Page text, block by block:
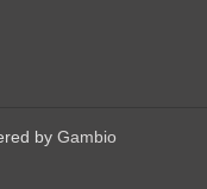
by Gambio